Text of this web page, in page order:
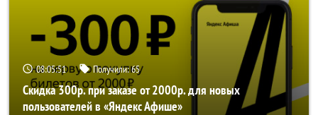
08:05:50 Получили:65
Скидка 300р. при заказе от 2000р. для новых
пользователей в «Яндекс Афише»